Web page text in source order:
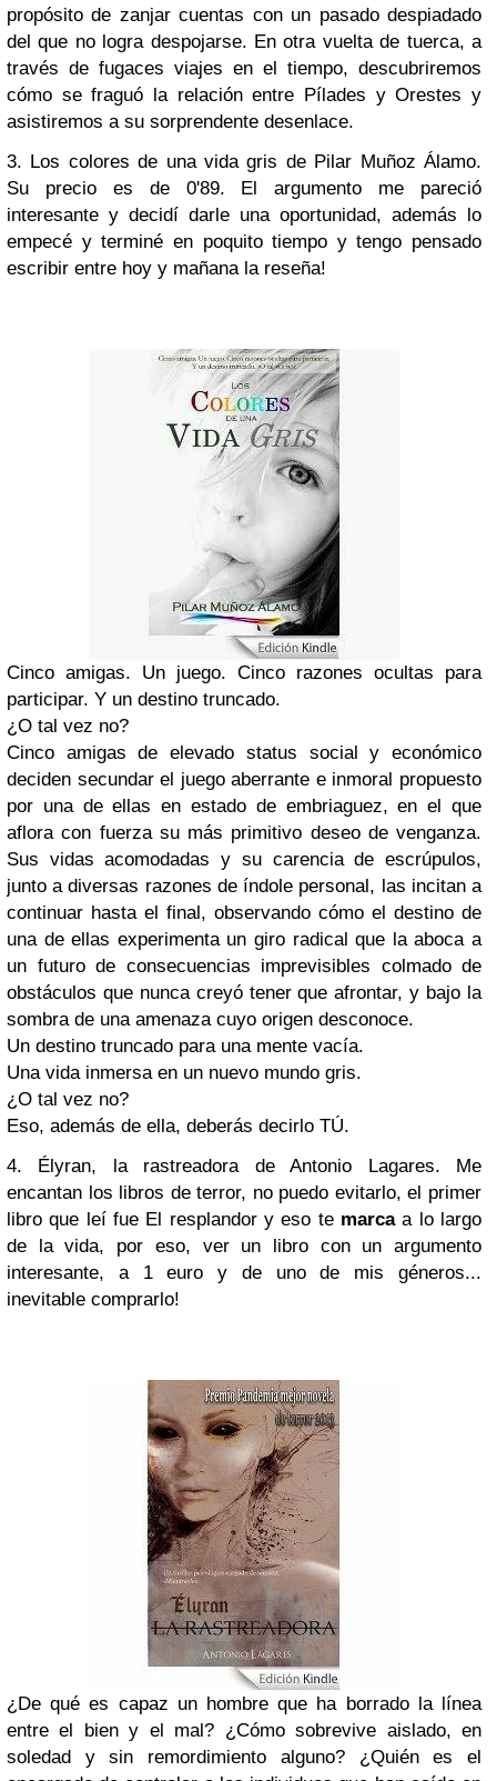
propósito de zanjar cuentas con un pasado despiadado
del que no logra despojarse. En otra vuelta de tuerca, a
través de fugaces viajes en el tiempo, descubriremos
cómo se fraguó la relación entre Pílades y Orestes y
asistiremos a su sorprendente desenlace.
3. Los colores de una vida gris de Pilar Muñoz Álamo.
Su precio es de 0'89. El argumento me pareció
interesante y decidí darle una oportunidad, además lo
empecé y terminé en poquito tiempo y tengo pensado
escribir entre hoy y mañana la reseña!
Cinco amigas. Un juego. Cinco razones ocultas para
participar. Y un destino truncado.
¿O tal vez no?
Cinco amigas de elevado status social y económico
deciden secundar el juego aberrante e inmoral propuesto
por una de ellas en estado de embriaguez, en el que
aflora con fuerza su más primitivo deseo de venganza.
Sus vidas acomodadas y su carencia de escrúpulos,
junto a diversas razones de índole personal, las incitan a
continuar hasta el final, observando cómo el destino de
una de ellas experimenta un giro radical que la aboca a
un futuro de consecuencias imprevisibles colmado de
obstáculos que nunca creyó tener que afrontar, y bajo la
sombra de una amenaza cuyo origen desconoce.
Un destino truncado para una mente vacía.
Una vida inmersa en un nuevo mundo gris.
¿O tal vez no?
Eso, además de ella, deberás decirlo TÚ.
4. Élyran, la rastreadora de Antonio Lagares. Me
encantan los libros de terror, no puedo evitarlo, el primer
libro que leí fue El resplandor y eso te marcaa lo largo
de la vida, por eso, ver un libro con un argumento
interesante, a 1 euro y de uno de mis géneros...
inevitable comprarlo!
¿De qué es capaz un hombre que ha borrado la línea
entre el bien y el mal? ¿Cómo sobrevive aislado, en
soledad y sin remordimiento alguno? ¿Quién es el